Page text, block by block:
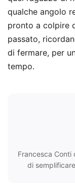
qualche angolo
pronto a colpire
passato,
di fermare, per
tempo.
Francesca Conti
di